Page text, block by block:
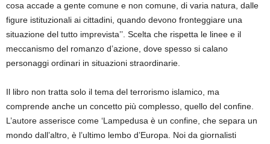
cosa accade a gente comune e non comune, di varia natura, dalle
figure istituzionali ai cittadini, quando devono fronteggiare una
situazione del tutto imprevista’’. Scelta che rispetta le linee e il
meccanismo del romanzo d’azione, dove spesso si calano
personaggi ordinari in situazioni straordinarie.
Il libro non tratta solo il tema del terrorismo islamico, ma
comprende anche un concetto più complesso, quello del confine.
L’autore asserisce come ‘Lampedusa è un confine, che separa un
mondo dall’altro, è l’ultimo lembo d’Europa. Noi da giornalisti